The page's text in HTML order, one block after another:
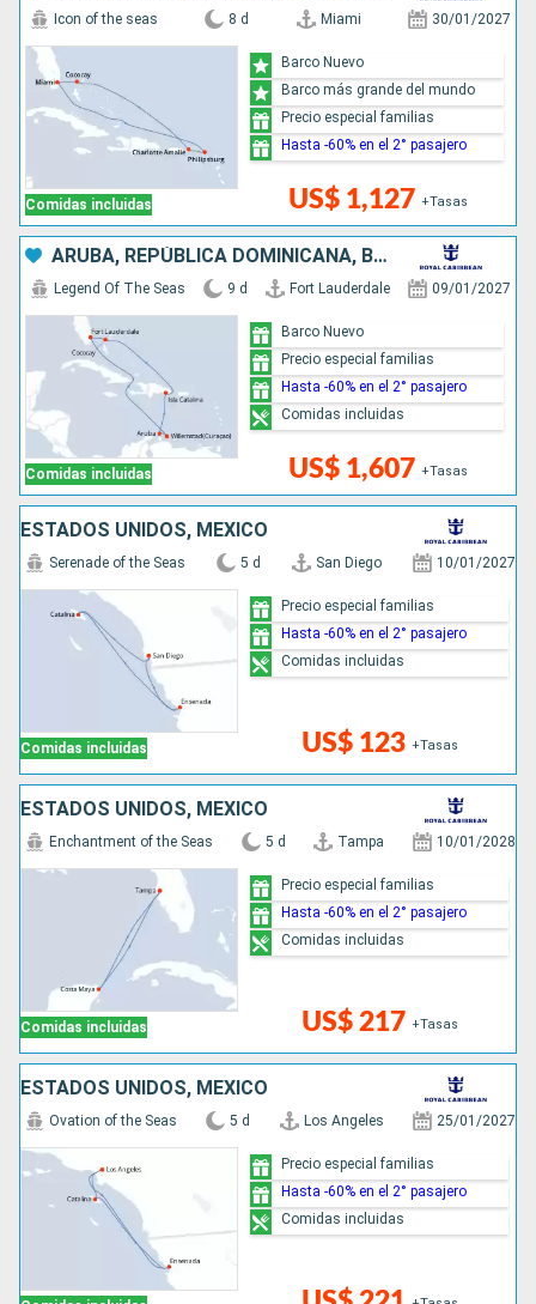
Comidas incluidas
Icon of the seas 8 d Miami 30/01/2027
US$ 1,127 +Tasas
Barco Nuevo
Barco más grande del mundo
Precio especial familias
Hasta -60% en el 2° pasajero
ARUBA, REPÚBLICA DOMINICANA, BAHAMAS, ESTADOS UNIDOS
Comidas incluidas
Legend Of The Seas 9 d Fort Lauderdale 09/01/2027
US$ 1,607 +Tasas
Barco Nuevo
Precio especial familias
Hasta -60% en el 2° pasajero
Comidas incluidas
ESTADOS UNIDOS, MÉXICO
Comidas incluidas
Serenade of the Seas 5 d San Diego 10/01/2027
US$ 123 +Tasas
Precio especial familias
Hasta -60% en el 2° pasajero
Comidas incluidas
ESTADOS UNIDOS, MÉXICO
Comidas incluidas
Enchantment of the Seas 5 d Tampa 10/01/2028
US$ 217 +Tasas
Precio especial familias
Hasta -60% en el 2° pasajero
Comidas incluidas
ESTADOS UNIDOS, MÉXICO
Ovation of the Seas 5 d Los Angeles 25/01/2027
Precio especial familias
Hasta -60% en el 2° pasajero
Comidas incluidas